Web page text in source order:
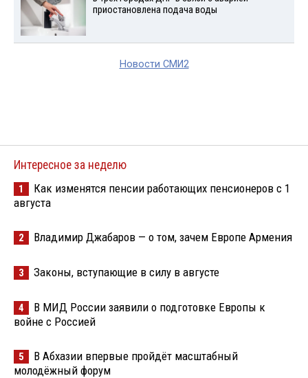
приостановлена подача воды
Новости СМИ2
Интересное за неделю
1
Как изменятся пенсии работающих пенсионеров с 1
августа
2 Владимир Джабаров — о том, зачем Европе Армения
3 Законы, вступающие в силу в августе
4
В МИД России заявили о подготовке Европы к
войне с Россией
5
В Абхазии впервые пройдёт масштабный
молодёжный форум